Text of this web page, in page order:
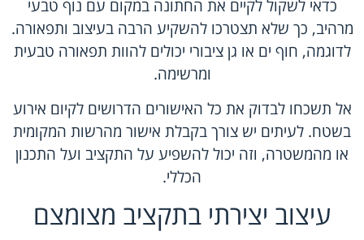
כדאי לשקול לקיים את החתונה במקום עם נוף טבעי
מרהיב, כך שלא תצטרכו להשקיע הרבה בעיצוב ותפאורה.
לדוגמה, חוף ים או גן ציבורי יכולים להוות תפאורה טבעית
ומרשימה.
אל תשכחו לבדוק את כל האישורים הדרושים לקיום אירוע
בשטח. לעיתים יש צורך בקבלת אישור מהרשות המקומית
או מהמשטרה, וזה יכול להשפיע על התקציב ועל התכנון
הכללי.
עיצוב יצירתי בתקציב מצומצם